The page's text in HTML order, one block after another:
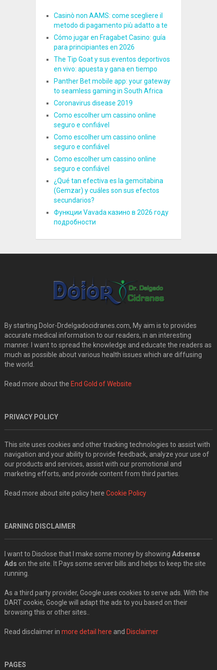
Casinò non AAMS: come scegliere il
metodo di pagamento più adatto a te
Cómo jugar en Fragabet Casino: guía
para principiantes en 2026
The Tip Goat y sus eventos deportivos
en vivo: apuesta y gana en tiempo
Panther Bet mobile app: your gateway
to seamless gaming in South Africa
Coronavirus disease 2019
Como escolher um cassino online
seguro e confiável
Como escolher um cassino online
seguro e confiável
Como escolher um cassino online
seguro e confiável
¿Qué tan efectiva es la gemcitabina
(Gemzar) y cuáles son sus efectos
secundarios?
Функции Vavada казино в 2026 году
подробности
By starting Dolor-Drdelgadocidranes.com, My aim is to provides
accurate medical information to our readers, in an interesting
manner. I want to spread the knowledge and educate the readers as
much as possible about various health issues which are diffusing
the world.
Read more about the End Gold of Website
PRIVACY POLICY
This site uses cookies and other tracking technologies to assist with
navigation and your ability to provide feedback, analyze your use of
our products and services, assist with our promotional and
marketing efforts, and provide content from third parties.
Read more about site policy here Cookie Policy
EARNING DISCLAIMER
I want to Disclose that I make some money by showing Adsense
Ads on the site. It Pays some server bills and helps to keep the site
running.
As a third party provider, Google uses cookies to serve ads. With the
DART cookie, Google will adapt the ads to you based on their
browsing this or other sites..
Read disclaimer in more detail here and Disclaimer
PAGES